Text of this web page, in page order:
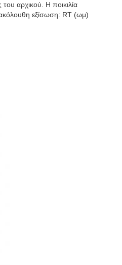
αρχικού. Η ποικιλία
εξίσωση: RT (ωμ)